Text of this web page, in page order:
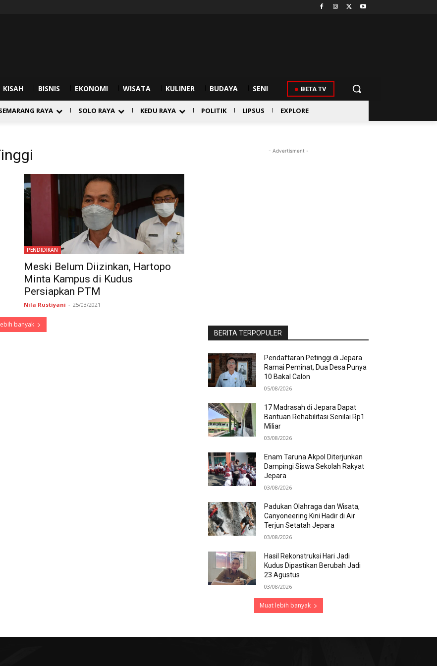
KISAH BISNIS EKONOMI WISATA KULINER BUDAYA SENI BETA TV
RAYA SOLO RAYA KEDU RAYA POLITIK LIPSUS EXPLORE
PENDIDIKAN
Meski Belum Diizinkan, Hartopo
Minta Kampus di Kudus
Persiapkan PTM
Nila Rustiyani - 25/03/2021
banyak
- Advertisment -
BERITA TERPOPULER
Pendaftaran Petinggi di Jepara
Ramai Peminat, Dua Desa Punya
10 Bakal Calon
05/08/2026
17 Madrasah di Jepara Dapat
Bantuan Rehabilitasi Senilai Rp1
Miliar
03/08/2026
Enam Taruna Akpol Diterjunkan
Dampingi Siswa Sekolah Rakyat
Jepara
03/08/2026
Padukan Olahraga dan Wisata,
Canyoneering Kini Hadir di Air
Terjun Setatah Jepara
03/08/2026
Hasil Rekonstruksi Hari Jadi
Kudus Dipastikan Berubah Jadi
23 Agustus
03/08/2026
Muat lebih banyak